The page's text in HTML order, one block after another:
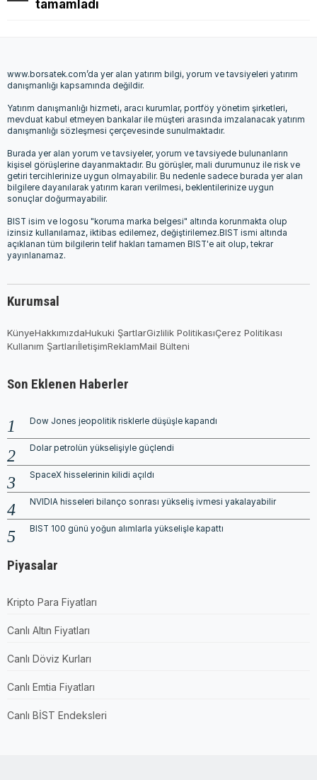
tamamladı
www.borsatek.com’da yer alan yatırım bilgi, yorum ve tavsiyeleri yatırım
danışmanlığı kapsamında değildir.
Yatırım danışmanlığı hizmeti, aracı kurumlar, portföy yönetim şirketleri,
mevduat kabul etmeyen bankalar ile müşteri arasında imzalanacak yatırım
danışmanlığı sözleşmesi çerçevesinde sunulmaktadır.
Burada yer alan yorum ve tavsiyeler, yorum ve tavsiyede bulunanların
kişisel görüşlerine dayanmaktadır. Bu görüşler, mali durumunuz ile risk ve
getiri tercihlerinize uygun olmayabilir. Bu nedenle sadece burada yer alan
bilgilere dayanılarak yatırım kararı verilmesi, beklentilerinize uygun
sonuçlar doğurmayabilir.
BIST isim ve logosu "koruma marka belgesi" altında korunmakta olup
izinsiz kullanılamaz, iktibas edilemez, değiştirilemez.BIST ismi altında
açıklanan tüm bilgilerin telif hakları tamamen BIST'e ait olup, tekrar
yayınlanamaz.
Kurumsal
KünyeHakkımızdaHukuki ŞartlarGizlilik PolitikasıÇerez Politikası
Kullanım ŞartlarıİletişimReklamMail Bülteni
Son Eklenen Haberler
Dow Jones jeopolitik risklerle düşüşle kapandı
Dolar petrolün yükselişiyle güçlendi
SpaceX hisselerinin kilidi açıldı
NVIDIA hisseleri bilanço sonrası yükseliş ivmesi yakalayabilir
BIST 100 günü yoğun alımlarla yükselişle kapattı
Piyasalar
Kripto Para Fiyatları
Canlı Altın Fiyatları
Canlı Döviz Kurları
Canlı Emtia Fiyatları
Canlı BİST Endeksleri